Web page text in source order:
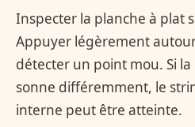
Inspecter la planche à plat
Appuyer légèrement
détecter un point mou. Si
sonne différemment, le
interne peut être atteinte.